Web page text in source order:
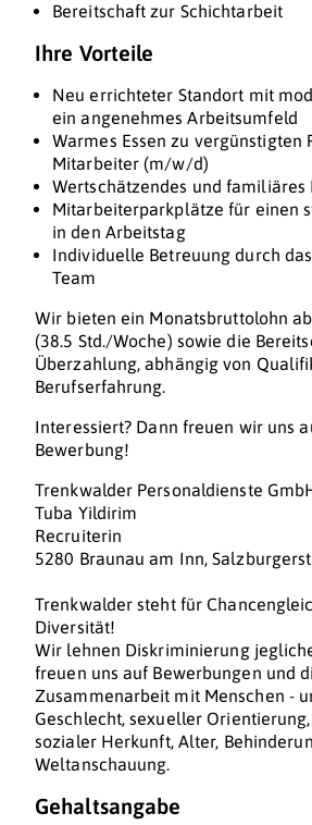
Bereitschaft zur Schichtarbeit
Ihre Vorteile
Neu errichteter Standort mit
ein angenehmes Arbeitsumfeld
Warmes Essen zu vergünstigten
Mitarbeiter (m/w/d)
Wertschätzendes und familiäres
Mitarbeiterparkplätze für einen
in den Arbeitstag
Individuelle Betreuung durch
Team
Wir bieten ein Monatsbruttolohn ab
(38.5 Std./Woche) sowie die
Überzahlung, abhängig von
Berufserfahrung.
Interessiert? Dann freuen wir uns
Bewerbung!
Trenkwalder Personaldienste
Tuba Yildirim
Recruiterin
5280 Braunau am Inn,
Trenkwalder steht für
Diversität!
Wir lehnen Diskriminierung
freuen uns auf Bewerbungen und
Zusammenarbeit mit Menschen -
Geschlecht, sexueller
sozialer Herkunft, Alter,
Weltanschauung.
Gehaltsangabe